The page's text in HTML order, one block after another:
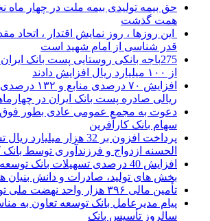
همت گذشت
این روزها ، روز نمایش اقتدار ،
قدر شناسی از امام شهید است
275باجه بانکی روستایی پست بانک
از ۱۰۰ میلیارد ریال افزایش دادند
افزایش ۷۰
ریالی صادره پست بانک ایران در چهارماهه
دعوت به مجمع عمومی عادی بطور فوق
سهام بانک کارآفرین
پرداخت افزون بر 32 هزار
الحسنه ازدواج و فرزندآوری توسط
افزایش 40 درصدی تسهیلات بانک
بخش های تولید، صادرات و دانش بنیان
تأمین مالی ۳۹۶ هزار واحد نهضت ملی توسط بانک مسکن
سالروز تأسیس بانک